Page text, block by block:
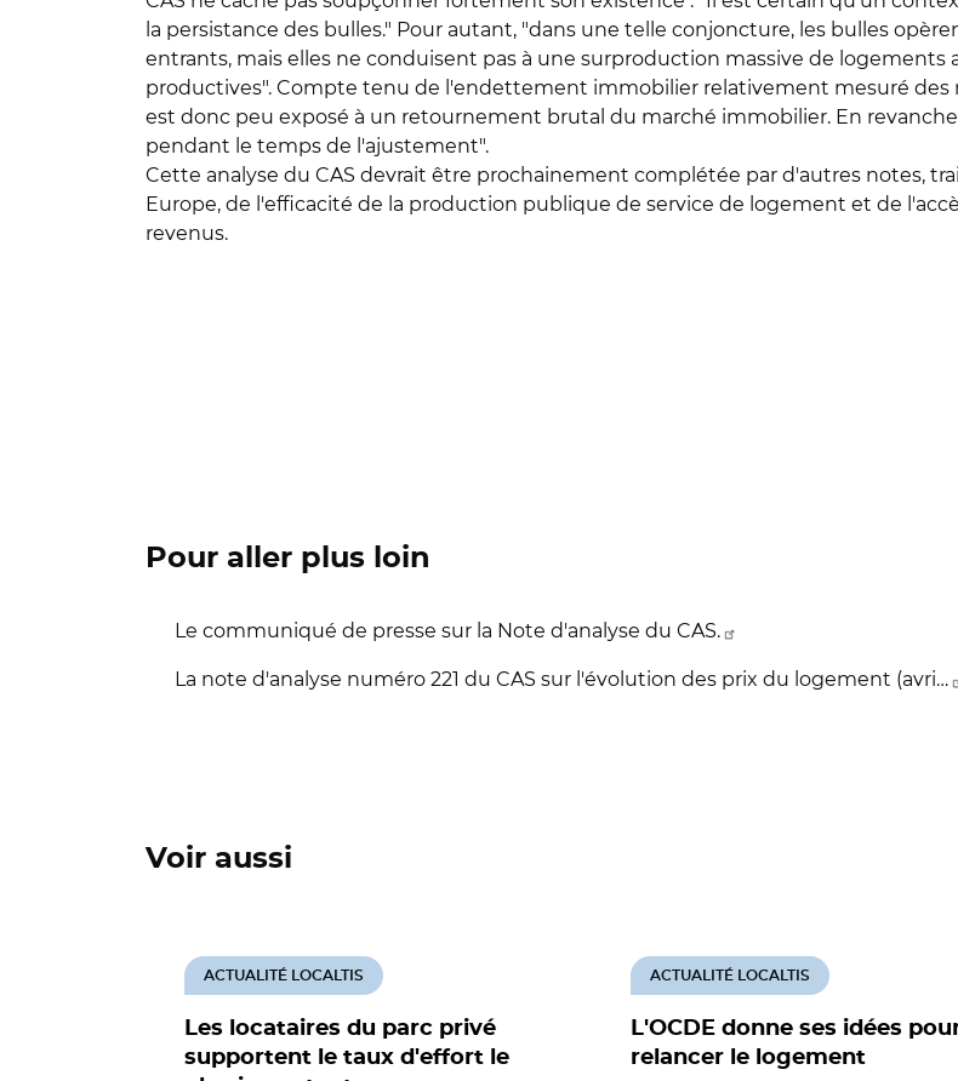
la persistance des bulles." Pour autant, "dans une telle conjoncture, les bulles
entrants, mais elles ne conduisent pas à une surproduction massive de logements
productives". Compte tenu de l'endettement immobilier relativement mesuré des
est donc peu exposé à un retournement brutal du marché immobilier. En
pendant le temps de l'ajustement".
Cette analyse du CAS devrait être prochainement complétée par d'autres notes,
Europe, de l'efficacité de la production publique de service de logement et de
revenus.
Pour aller plus loin
Le communiqué de presse sur la Note d'analyse du CAS.
La note d'analyse numéro 221 du CAS sur l'évolution des prix du logement (avri…
Voir aussi
Les locataires du parc privé
supportent le taux d'effort le
ACTUALITÉ LOCALTIS
L'OCDE donne ses idées
relancer le logement
ACTUALITÉ LOCALTIS